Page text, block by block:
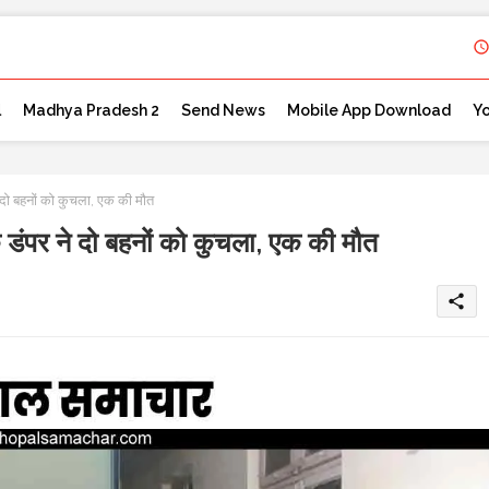
Madhya Pradesh 2 Send News Mobile App Download
बहनों को कुचला, एक की मौत
ने दो बहनों को कुचला, एक की मौत
share